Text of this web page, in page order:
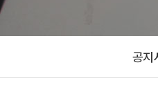
공지